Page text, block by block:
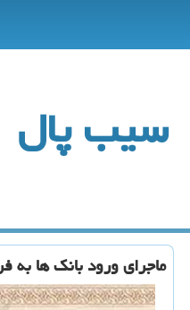
سیب پال
ماجرای ورود بانك ها